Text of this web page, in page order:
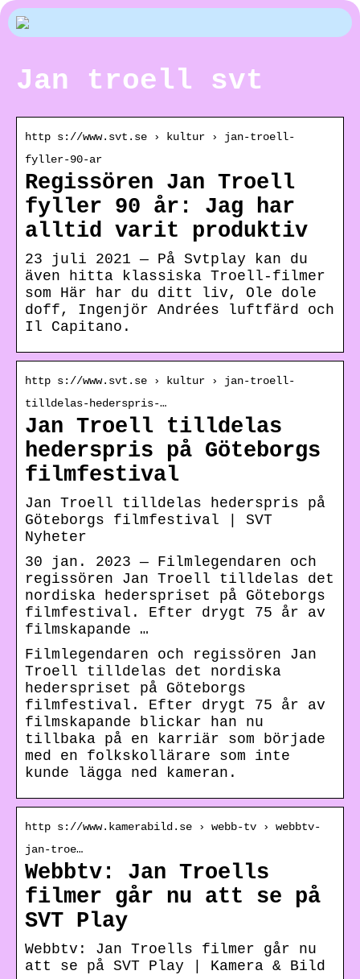
Jan troell svt
http s://www.svt.se › kultur › jan-troell-
fyller-90-ar
Regissören Jan Troell
fyller 90 år: Jag har
alltid varit produktiv
23 juli 2021 — På Svtplay kan du
även hitta klassiska Troell-filmer
som Här har du ditt liv, Ole dole
doff, Ingenjör Andrées luftfärd och
Il Capitano.
http s://www.svt.se › kultur › jan-troell-
tilldelas-hederspris-…
Jan Troell tilldelas
hederspris på Göteborgs
filmfestival
Jan Troell tilldelas hederspris på
Göteborgs filmfestival | SVT
Nyheter
30 jan. 2023 — Filmlegendaren och
regissören Jan Troell tilldelas det
nordiska hederspriset på Göteborgs
filmfestival. Efter drygt 75 år av
filmskapande …
Filmlegendaren och regissören Jan
Troell tilldelas det nordiska
hederspriset på Göteborgs
filmfestival. Efter drygt 75 år av
filmskapande blickar han nu
tillbaka på en karriär som började
med en folkskollärare som inte
kunde lägga ned kameran.
http s://www.kamerabild.se › webb-tv › webbtv-
jan-troe…
Webbtv: Jan Troells
filmer går nu att se på
SVT Play
Webbtv: Jan Troells filmer går nu
att se på SVT Play | Kamera & Bild